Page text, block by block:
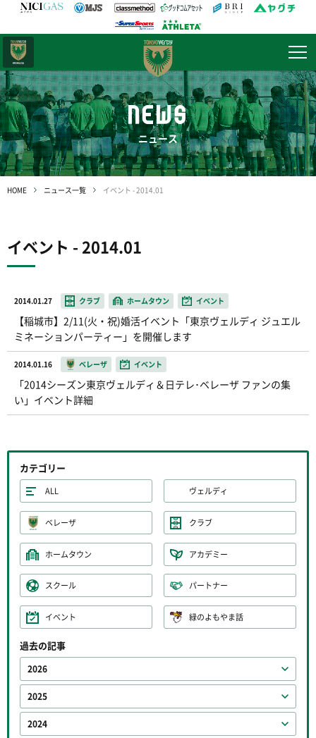
NEWS
ニュース
HOME ニュース一覧 イベント - 2014.01
イベント - 2014.01
2014.01.27 クラブ ホームタウン イベント
【稲城市】2/11(火・祝)婚活イベント「東京ヴェルディ ジュエル
ミネーションパーティー」を開催します
2014.01.16 ベレーザ イベント
「2014シーズン東京ヴェルディ＆日テレ･ベレーザ ファンの集
い」イベント詳細
カテゴリー
ALL ヴェルディ
ベレーザ クラブ
ホームタウン アカデミー
スクール パートナー
イベント 緑のよもやま話
過去の記事
2026
2025
2024